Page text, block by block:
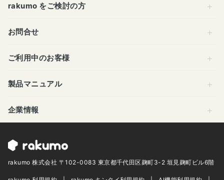
rakumo をご検討の方
お問合せ
ご利用中のお客様
製品マニュアル
企業情報
rakumo 株式会社 〒102-0083 東京都千代田区麹町3-2 垣見麹町ビル6階